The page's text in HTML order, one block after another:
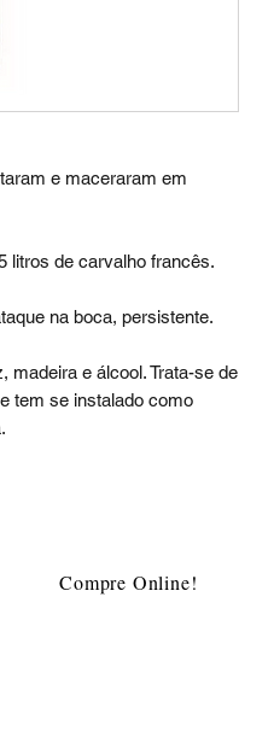
e maceraram em
litros de carvalho francês.
na boca, persistente.
madeira e álcool. Trata-se de
tem se instalado como
Compre Online!